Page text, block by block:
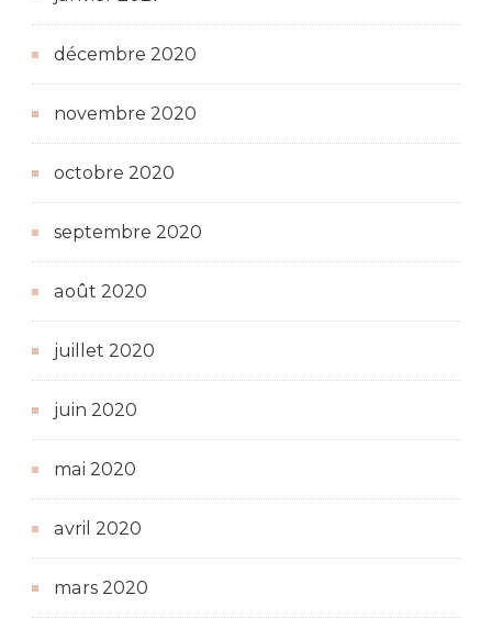
décembre 2020
novembre 2020
octobre 2020
septembre 2020
août 2020
juillet 2020
juin 2020
mai 2020
avril 2020
mars 2020